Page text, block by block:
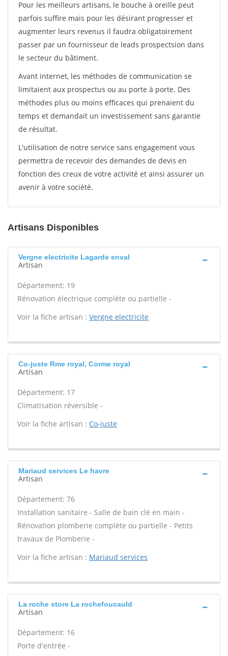
Pour les meilleurs artisans, le bouche à oreille peut
parfois suffire mais pour les désirant progresser et
augmenter leurs revenus il faudra obligatoirement
passer par un fournisseur de leads prospectsion dans
le secteur du bâtiment.
Avant internet, les méthodes de communication se
limitaient aux prospectus ou au porte à porte. Des
méthodes plus ou moins efficaces qui prenaient du
temps et demandait un investissement sans garantie
de résultat.
L'utilisation de notre service sans engagement vous
permettra de recevoir des demandes de devis en
fonction des creux de votre activité et ainsi assurer un
avenir à votre société.
Artisans Disponibles
Vergne electricite Lagarde enval
Artisan
Département: 19
Rénovation électrique complète ou partielle -
Voir la fiche artisan : Vergne electricite
Co-juste Rme royal, Corme royal
Artisan
Département: 17
Climatisation réversible -
Voir la fiche artisan : Co-juste
Mariaud services Le havre
Artisan
Département: 76
Installation sanitaire - Salle de bain clé en main -
Rénovation plomberie complète ou partielle - Petits
travaux de Plomberie -
Voir la fiche artisan : Mariaud services
La roche store La rochefoucauld
Artisan
Département: 16
Porte d'entrée -